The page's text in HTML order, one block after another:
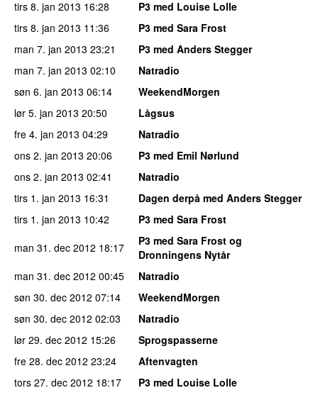
tirs 8. jan 2013 16:28
P3 med Louise Lolle
tirs 8. jan 2013 11:36
P3 med Sara Frost
man 7. jan 2013 23:21
P3 med Anders Stegger
man 7. jan 2013 02:10
Natradio
søn 6. jan 2013 06:14
WeekendMorgen
lør 5. jan 2013 20:50
Lågsus
fre 4. jan 2013 04:29
Natradio
ons 2. jan 2013 20:06
P3 med Emil Nørlund
ons 2. jan 2013 02:41
Natradio
tirs 1. jan 2013 16:31
Dagen derpå med Anders Stegger
tirs 1. jan 2013 10:42
P3 med Sara Frost
man 31. dec 2012 18:17
P3 med Sara Frost og
Dronningens Nytår
man 31. dec 2012 00:45
Natradio
søn 30. dec 2012 07:14
WeekendMorgen
søn 30. dec 2012 02:03
Natradio
lør 29. dec 2012 15:26
Sprogspasserne
fre 28. dec 2012 23:24
Aftenvagten
tors 27. dec 2012 18:17
P3 med Louise Lolle